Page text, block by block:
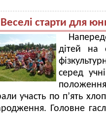
Веселі старти для
дітей на
серед
участь по п’ять
Головне